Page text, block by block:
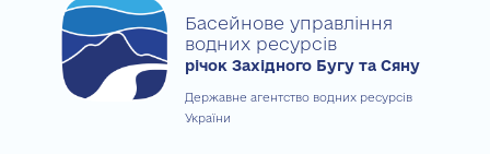
Басейнове управління
водних ресурсів
річок Західного Бугу та Сяну
Державне агентство водних ресурсів
України